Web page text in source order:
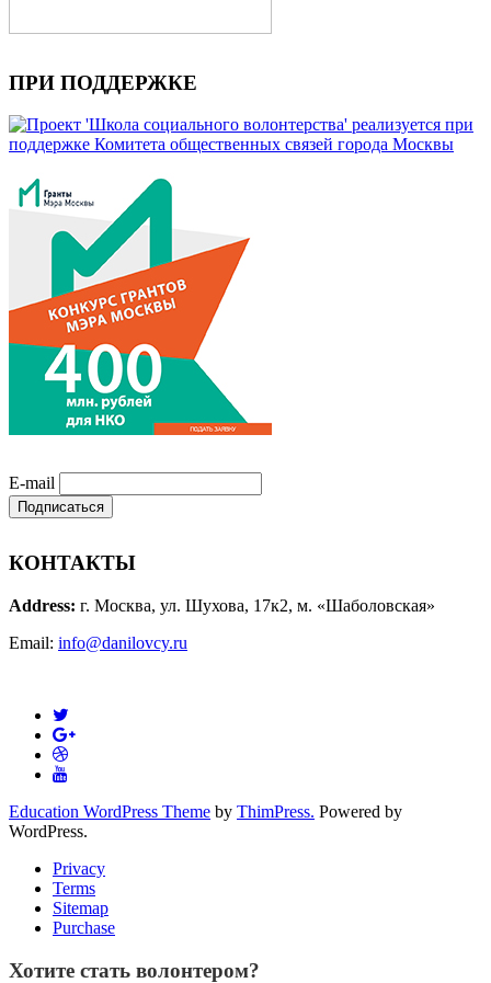
ПРИ ПОДДЕРЖКЕ
E-mail
КОНТАКТЫ
Address: г. Москва, ул. Шухова, 17к2, м. «Шаболовская»
Email: info@danilovcy.ru
Education WordPress Theme by ThimPress. Powered by
WordPress.
Privacy
Terms
Sitemap
Purchase
Хотите стать волонтером?